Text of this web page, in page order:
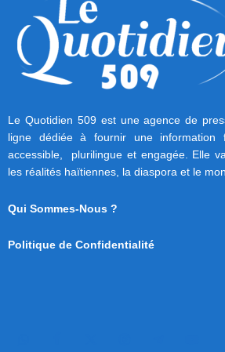
Le Quotidien 509 est une agence de
ligne dédiée à fournir une information
accessible, plurilingue et engagée. Elle
les réalités haïtiennes, la diaspora et le
Qui Sommes-Nous ?
Politique de Confidentialité